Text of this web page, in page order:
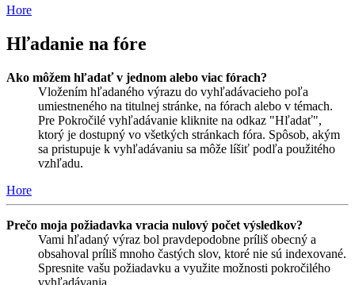
Hore
Hľadanie na fóre
Ako môžem hľadať v jednom alebo viac fórach?
Vložením hľadaného výrazu do vyhľadávacieho poľa
umiestneného na titulnej stránke, na fórach alebo v témach.
Pre Pokročilé vyhľadávanie kliknite na odkaz "Hľadať",
ktorý je dostupný vo všetkých stránkach fóra. Spôsob, akým
sa pristupuje k vyhľadávaniu sa môže líšiť podľa použitého
vzhľadu.
Hore
Prečo moja požiadavka vracia nulový počet výsledkov?
Vami hľadaný výraz bol pravdepodobne príliš obecný a
obsahoval príliš mnoho častých slov, ktoré nie sú indexované.
Spresnite vašu požiadavku a využite možnosti pokročilého
vyhľadávania.